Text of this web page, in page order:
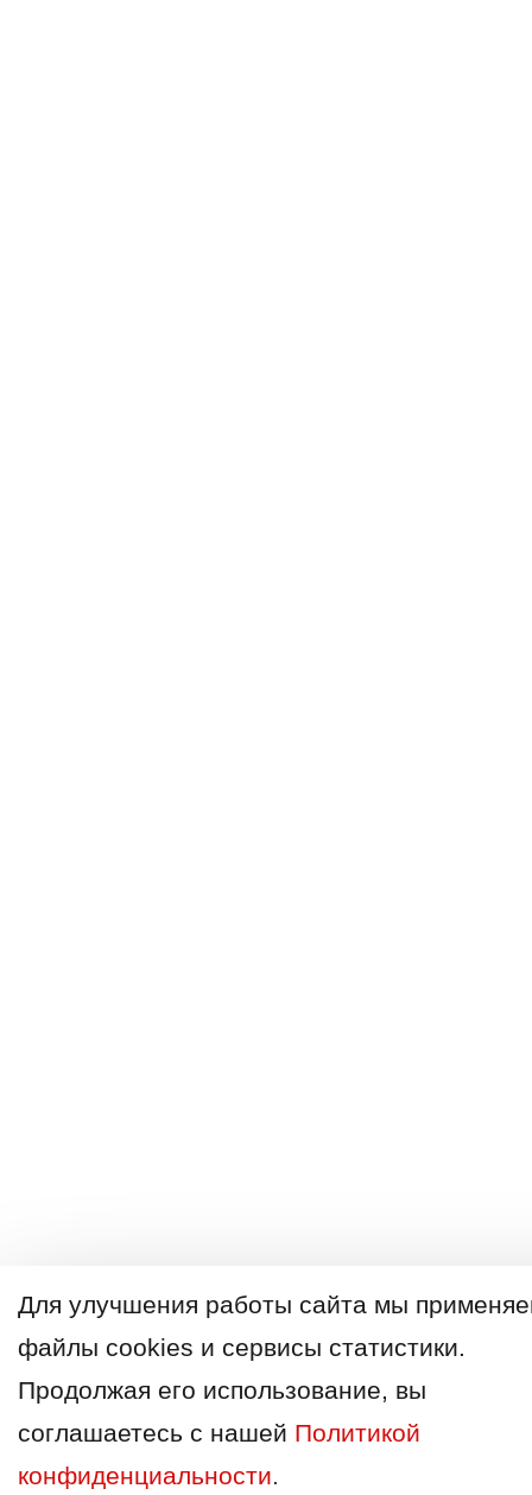
Для улучшения работы сайта мы
файлы cookies и сервисы статистики.
Продолжая его использование, вы
соглашаетесь с нашей Политикой
конфиденциальности.